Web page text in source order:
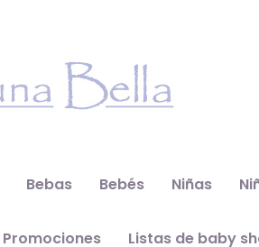
Bebas Bebés Niñas
Promociones Listas de baby